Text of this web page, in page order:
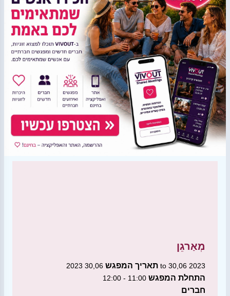
מְאַרגֵן
תאריך המפגש 30,06 2023 to 30,06 2023
התחלת המפגש 11:00 - 12:00
חברים